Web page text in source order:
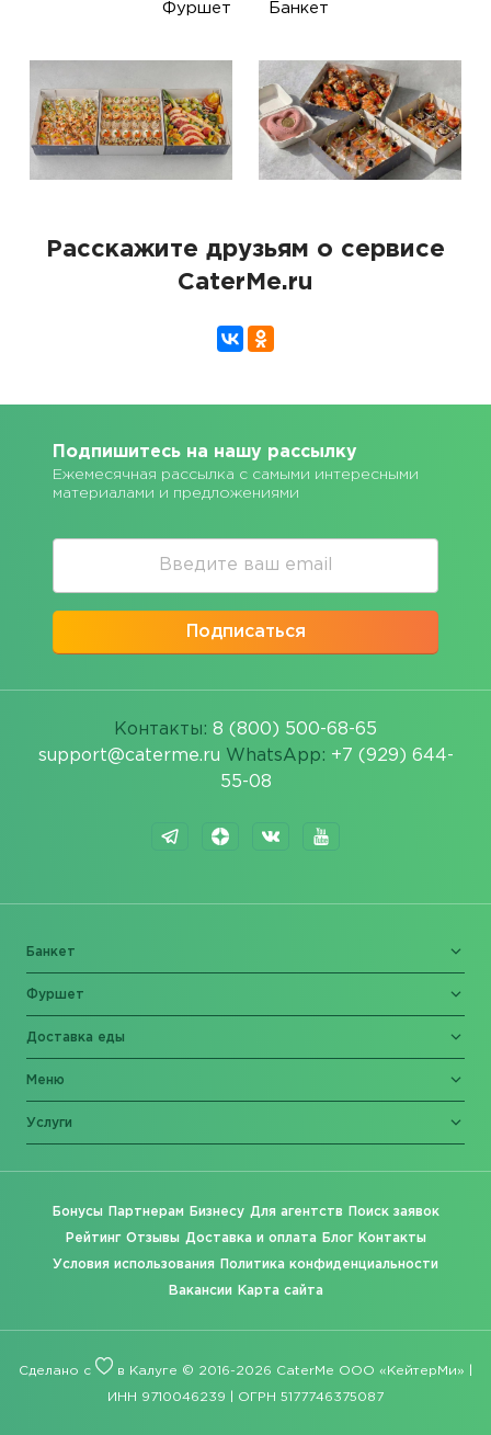
Фуршет Банкет
Расскажите друзьям о сервисе
CaterMe.ru
Подпишитесь на нашу рассылку
Ежемесячная рассылка с самыми интересными
материалами и предложениями
Подписаться
Контакты: 8 (800) 500-68-65
support@caterme.ru WhatsApp: +7 (929) 644-
55-08
Банкет
Фуршет
Доставка еды
Меню
Услуги
Бонусы Партнерам Бизнесу Для агентств Поиск заявок
Рейтинг Отзывы Доставка и оплата Блог Контакты
Условия использования Политика конфиденциальности
Вакансии Карта сайта
Сделано с в Калуге © 2016-2026 CaterMe ООО «КейтерМи» |
ИНН 9710046239 | ОГРН 5177746375087